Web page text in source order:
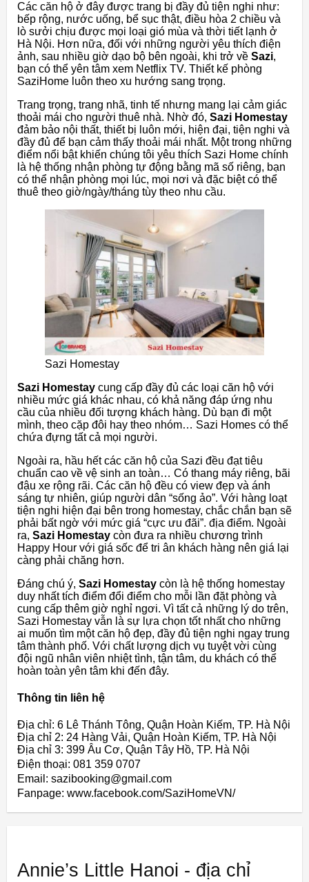
Các căn hộ ở đây được trang bị đầy đủ tiện nghi như:
bếp rộng, nước uống, bể sục thật, điều hòa 2 chiều và
lò sưởi chịu được mọi loại gió mùa và thời tiết lạnh ở
Hà Nội. Hơn nữa, đối với những người yêu thích điện
ảnh, sau nhiều giờ dạo bộ bên ngoài, khi trở về Sazi,
bạn có thể yên tâm xem Netflix TV. Thiết kế phòng
SaziHome luôn theo xu hướng sang trọng.
Trang trọng, trang nhã, tinh tế nhưng mang lại cảm giác
thoải mái cho người thuê nhà. Nhờ đó, Sazi Homestay
đảm bảo nội thất, thiết bị luôn mới, hiện đại, tiện nghi và
đầy đủ để bạn cảm thấy thoải mái nhất. Một trong những
điểm nổi bật khiến chúng tôi yêu thích Sazi Home chính
là hệ thống nhận phòng tự động bằng mã số riêng, bạn
có thể nhận phòng mọi lúc, mọi nơi và đặc biệt có thể
thuê theo giờ/ngày/tháng tùy theo nhu cầu.
Sazi Homestay
Sazi Homestay cung cấp đầy đủ các loại căn hộ với
nhiều mức giá khác nhau, có khả năng đáp ứng nhu
cầu của nhiều đối tượng khách hàng. Dù bạn đi một
mình, theo cặp đôi hay theo nhóm… Sazi Homes có thể
chứa đựng tất cả mọi người.
Ngoài ra, hầu hết các căn hộ của Sazi đều đạt tiêu
chuẩn cao về vệ sinh an toàn… Có thang máy riêng, bãi
đậu xe rộng rãi. Các căn hộ đều có view đẹp và ánh
sáng tự nhiên, giúp người dân “sống ảo”. Với hàng loạt
tiện nghi hiện đại bên trong homestay, chắc chắn bạn sẽ
phải bất ngờ với mức giá “cực ưu đãi”. địa điểm. Ngoài
ra, Sazi Homestay còn đưa ra nhiều chương trình
Happy Hour với giá sốc để tri ân khách hàng nên giá lại
càng phải chăng hơn.
Đáng chú ý, Sazi Homestay còn là hệ thống homestay
duy nhất tích điểm đổi điểm cho mỗi lần đặt phòng và
cung cấp thêm giờ nghỉ ngơi. Vì tất cả những lý do trên,
Sazi Homestay vẫn là sự lựa chọn tốt nhất cho những
ai muốn tìm một căn hộ đẹp, đầy đủ tiện nghi ngay trung
tâm thành phố. Với chất lượng dịch vụ tuyệt vời cùng
đội ngũ nhân viên nhiệt tình, tận tâm, du khách có thể
hoàn toàn yên tâm khi đến đây.
Thông tin liên hệ
Địa chỉ: 6 Lê Thánh Tông, Quận Hoàn Kiếm, TP. Hà Nội
Địa chỉ 2: 24 Hàng Vải, Quận Hoàn Kiếm, TP. Hà Nội
Địa chỉ 3: 399 Âu Cơ, Quận Tây Hồ, TP. Hà Nội
Điện thoại: 081 359 0707
Email: sazibooking@gmail.com
Fanpage: www.facebook.com/SaziHomeVN/
Annie’s Little Hanoi - địa chỉ